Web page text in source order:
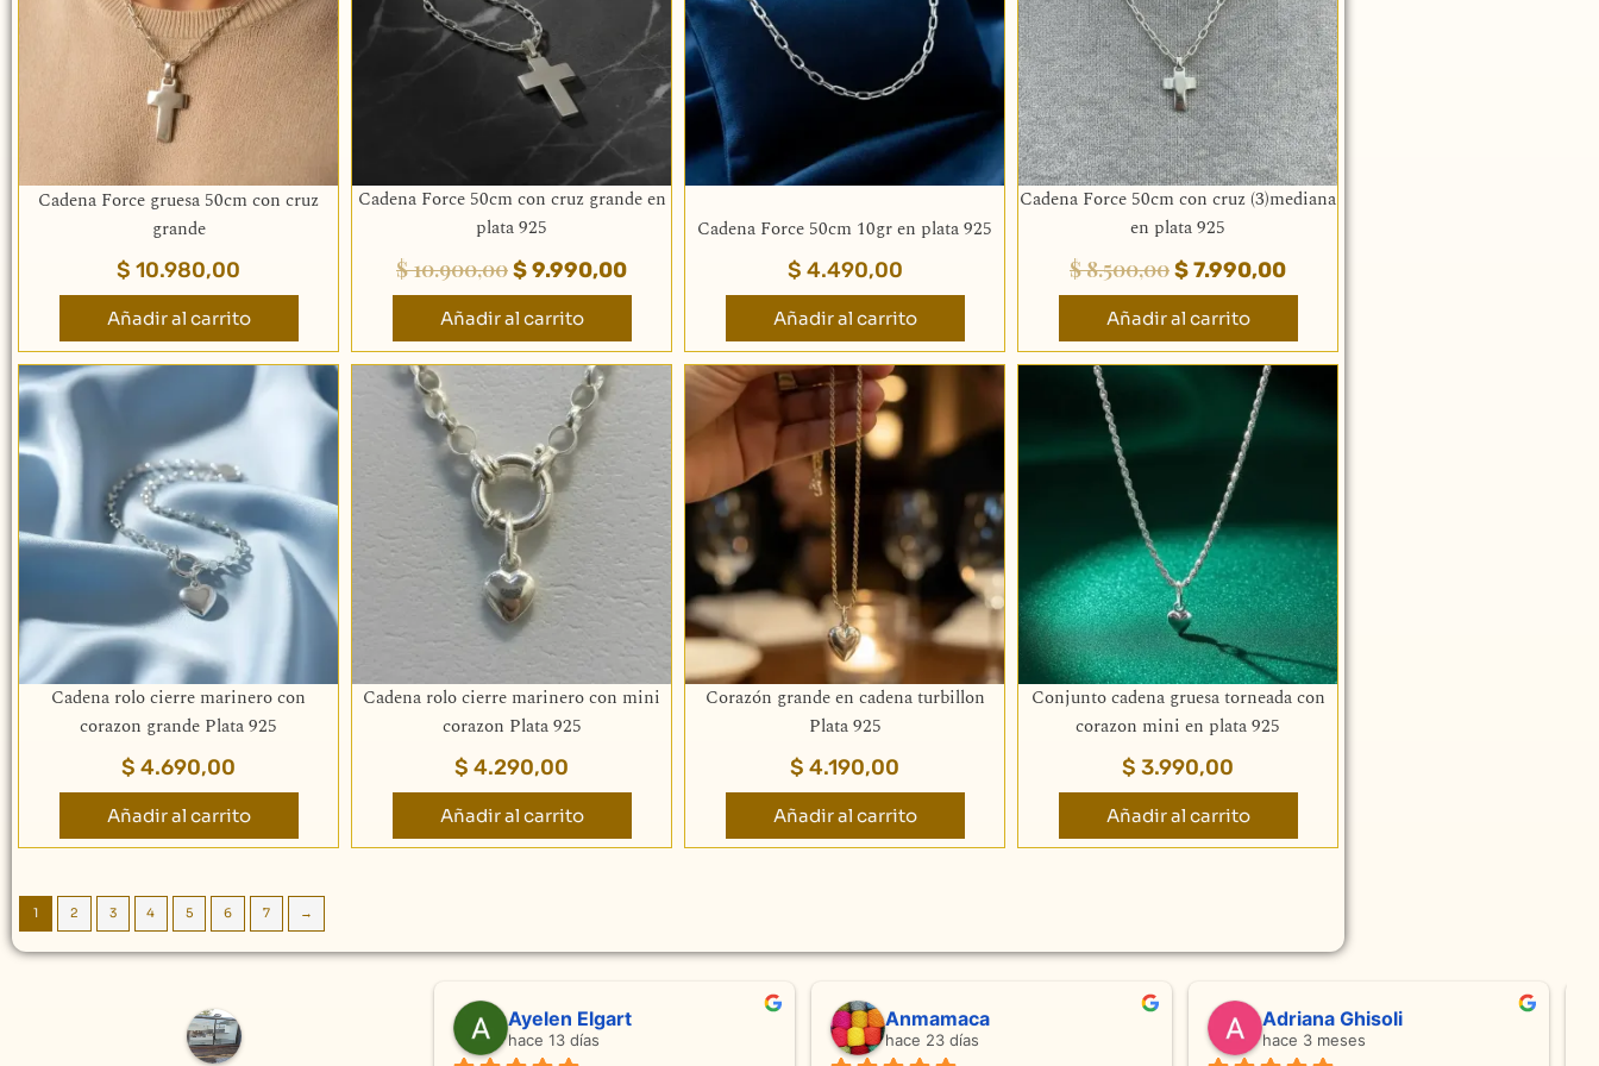
Cadena Force gruesa 50cm con cruz
grande
$ 10.980,00
Añadir al carrito
Cadena Force 50cm con cruz grande en
plata 925
$10.900,00$9.990,00
Añadir al carrito
Cadena Force 50cm 10gr en plata 925
$ 4.490,00
Añadir al carrito
Cadena Force 50cm con cruz (3)mediana
en plata 925
$8.500,00$7.990,00
Añadir al carrito
Cadena rolo cierre marinero con
corazon grande Plata 925
$ 4.690,00
Añadir al carrito
Cadena rolo cierre marinero con mini
corazon Plata 925
$ 4.290,00
Añadir al carrito
Corazón grande en cadena turbillon
Plata 925
$ 4.190,00
Añadir al carrito
Conjunto cadena gruesa torneada con
corazon mini en plata 925
$ 3.990,00
Añadir al carrito
1 2 3 4 5 6 7 →
Adriana Ghisoli
hace 3 meses
Sandra Ramos
hace 4 meses
Laura A
hace 5 meses
valentina silva
hace 5 meses